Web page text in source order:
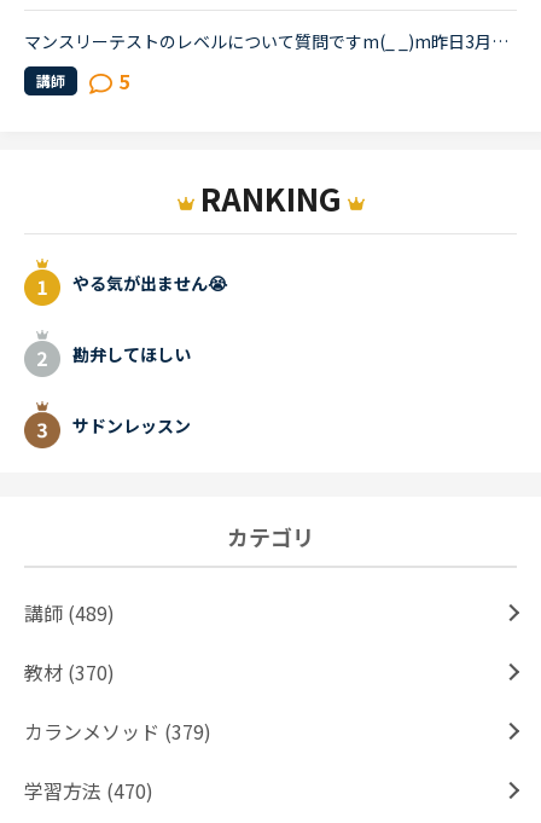
マンスリーテストのレベルについて質問ですm(_ _)m昨日3月のテストを受けましたが撃沈しました( ；∀；)六ヶ月前にネイティブキャンプに入会し、英語は高校生以来の勉強になります。いわゆるBe動詞なに？え？後ろ...
講師 5
RANKING
やる気が出ません😭
勘弁してほしい
サドンレッスン
カテゴリ
講師 (489)
教材 (370)
カランメソッド (379)
学習方法 (470)